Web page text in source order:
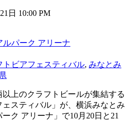
21日 10:00 PM
ルパーク アリーナ
トビアフェスティバル, みなとみ
以上のクラフトビールが集結する
ェスティバル」が、横浜みなとみ
ク アリーナ」で10月20日と21